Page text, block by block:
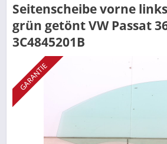
Seitenscheibe vorne
grün getönt VW Passat
3C4845201B
GARANTIE